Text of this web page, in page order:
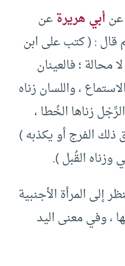
عنأبي هريرةعن
قال : ( كتب على ابن
محالة ؛ فالعينان
، واللسان زناه
زناها الخُطا ،
الفرج أو يكذبه )
وزناه القُبل ).
إلى المرأة الأجنبية
، وفي معنى اليد